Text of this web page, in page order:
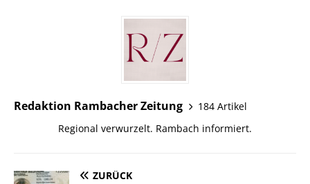
Redaktion Rambacher Zeitung
184 Artikel
Regional verwurzelt. Rambach informiert.
ZURÜCK